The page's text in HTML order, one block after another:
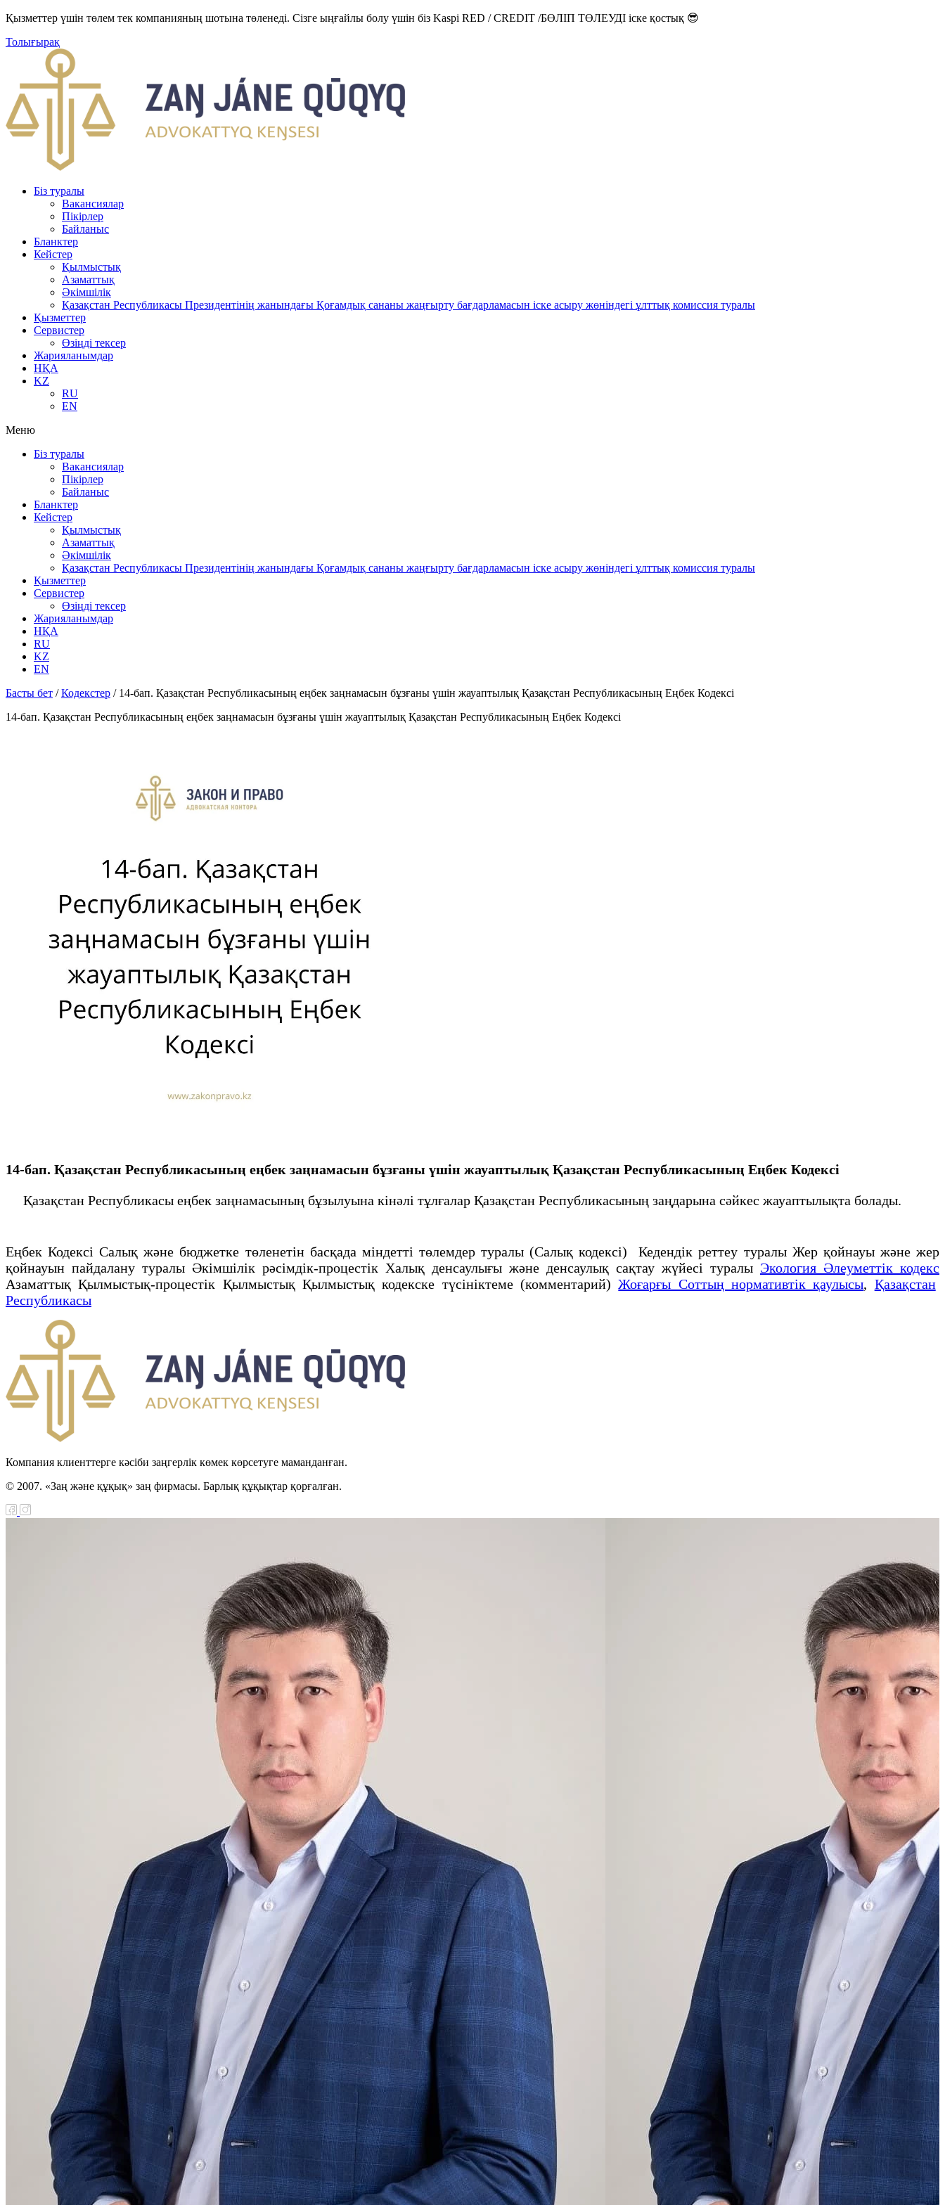
Қызметтер үшін төлем тек компанияның шотына төленеді. Сізге ыңғайлы болу үшін біз Kaspi RED / CREDIT /БӨЛІП ТӨЛЕУДІ іске қостық 😎
Толығырақ
Біз туралы
Вакансиялар
Пікірлер
Байланыс
Бланктер
Кейстер
Қылмыстық
Азаматтық
Әкімшілік
Қазақстан Республикасы Президентінің жанындағы Қоғамдық сананы жаңғырту бағдарламасын іске асыру жөніндегі ұлттық комиссия туралы
Қызметтер
Сервистер
Өзіңді тексер
Жарияланымдар
НҚА
KZ
RU
EN
Меню
Біз туралы
Вакансиялар
Пікірлер
Байланыс
Бланктер
Кейстер
Қылмыстық
Азаматтық
Әкімшілік
Қазақстан Республикасы Президентінің жанындағы Қоғамдық сананы жаңғырту бағдарламасын іске асыру жөніндегі ұлттық комиссия туралы
Қызметтер
Сервистер
Өзіңді тексер
Жарияланымдар
НҚА
RU
KZ
EN
Басты бет /Кодекстер / 14-бап. Қазақстан Республикасының еңбек заңнамасын бұзғаны үшін жауаптылық Қазақстан Республикасының Еңбек Кодексі
14-бап. Қазақстан Республикасының еңбек заңнамасын бұзғаны үшін жауаптылық Қазақстан Республикасының Еңбек Кодексі
14-бап. Қазақстан Республикасының еңбек заңнамасын бұзғаны үшін жауаптылық Қазақстан Республикасының Еңбек Кодексі
Қазақстан Республикасы еңбек заңнамасының бұзылуына кінәлі тұлғалар Қазақстан Республикасының заңдарына сәйкес жауаптылықта болады.
Еңбек Кодексі Салық және бюджетке төленетін басқада міндетті төлемдер туралы (Салық кодексі) Кедендік реттеу туралы Жер қойнауы және жер
қойнауын пайдалану туралы Әкімшілік рәсімдік-процестік Халық денсаулығы және денсаулық сақтау жүйесі туралы Экология Әлеуметтік кодекс
Азаматтық Қылмыстық-процестік Қылмыстық Қылмыстық кодекске түсініктеме (комментарий)Жоғарғы Соттың нормативтік қаулысы, Қазақстан
Республикасы
Компания клиенттерге кәсіби заңгерлік көмек көрсетуге маманданған.
© 2007. «Заң және құқық» заң фирмасы. Барлық құқықтар қорғалған.